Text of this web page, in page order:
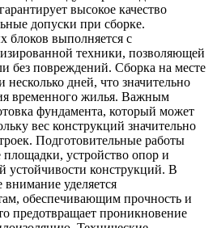
высокое качество
допуски при сборке.
блоков выполняется с
техники, позволяющей
без повреждений. Сборка на месте
дней, что значительно
временного жилья. Важным
фундамента, который может
вес конструкций значительно
Подготовительные работы
устройство опор и
устойчивости конструкций. В
уделяется
обеспечивающим прочность и
предотвращает проникновение